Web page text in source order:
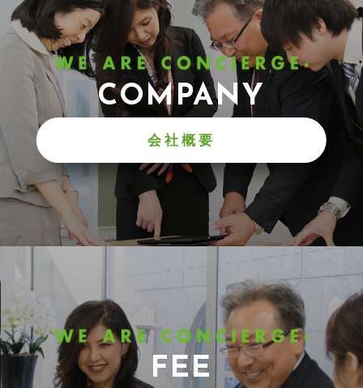
COMPANY
会社概要
FEE